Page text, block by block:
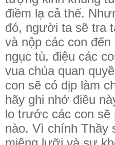
điềm lạ cả thể.
đó, người ta sẽ tra
và nộp các con
ngục tù, điệu các
vua chúa quan
con sẽ có dịp làm
hãy ghi nhớ điều
lo trước các con sẽ
nào. Vì chính Thầy